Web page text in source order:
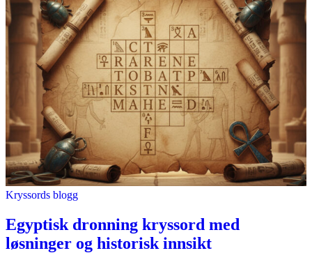
Kryssords blogg
Egyptisk dronning kryssord med
løsninger og historisk innsikt